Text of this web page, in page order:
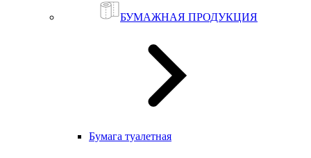
БУМАЖНАЯ ПРОДУКЦИЯ
Бумага туалетная